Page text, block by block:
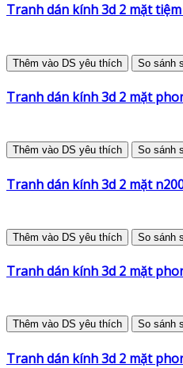
Tranh dán kính 3d 2 mặt
Thêm vào DS yêu thích So sánh
Tranh dán kính 3d 2 mặt
Thêm vào DS yêu thích So sánh
Tranh dán kính 3d 2 mặt
Thêm vào DS yêu thích So sánh
Tranh dán kính 3d 2 mặt
Thêm vào DS yêu thích So sánh
Tranh dán kính 3d 2 mặt